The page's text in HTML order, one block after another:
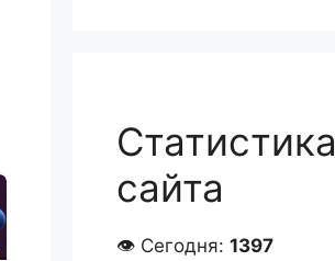
Статистика
сайта
👁 Сегодня: 1397